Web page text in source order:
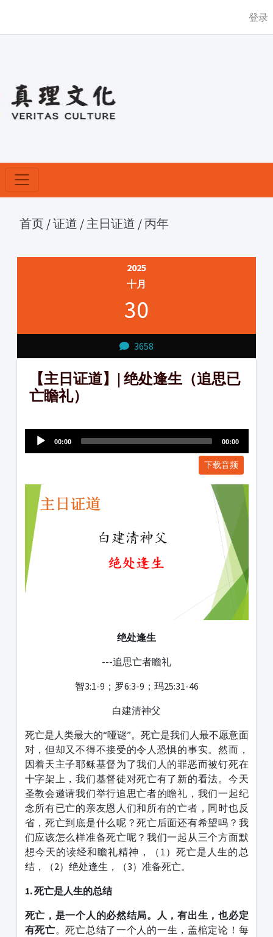
登录
首页 /证道 / 主日证道 /丙年
2025
十月
30
3658
【主日证道】| 绝处逢生（追思已
亡瞻礼）
Player
00:00 00:00
下载音频
绝处逢生
---追思亡者瞻礼
智3:1-9；罗6:3-9；玛25:31-46
白建清神父
死亡是人类最大的“哑谜”。死亡是我们人最不愿意面
对，但却又不得不接受的令人恐惧的事实。然而，
因着天主子耶稣基督为了我们人的罪恶而被钉死在
十字架上，我们基督徒对死亡有了新的看法。今天
圣教会邀请我们举行追思亡者的瞻礼，我们一起纪
念所有已亡的亲友恩人们和所有的亡者，同时也反
省，死亡到底是什么呢？死亡后面还有希望吗？我
们应该怎么样准备死亡呢？我们一起从三个方面默
想今天的读经和瞻礼精神，（1）死亡是人生的总
结，（2）绝处逢生，（3）准备死亡。
1. 死亡是人生的总结
死亡，是一个人的必然结局。人，有出生，也必定
有死亡。死亡总结了一个人的一生，盖棺定论！每